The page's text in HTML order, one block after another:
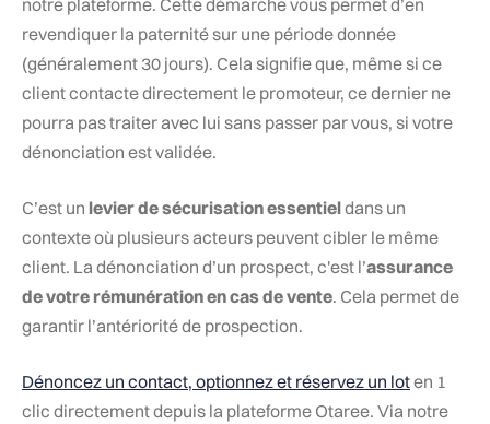
notre plateforme. Cette démarche vous permet d’en
revendiquer la paternité sur une période donnée
(généralement 30 jours). Cela signifie que, même si ce
client contacte directement le promoteur, ce dernier ne
pourra pas traiter avec lui sans passer par vous, si votre
dénonciation est validée.
C’est un levier de sécurisation essentieldans un
contexte où plusieurs acteurs peuvent cibler le même
client. La dénonciation d’un prospect, c'est l’assurance
de votre rémunération en cas de vente. Cela permet de
garantir l’antériorité de prospection.
Dénoncez un contact, optionnez et réservez un loten 1
clic directement depuis la plateforme Otaree. Via notre